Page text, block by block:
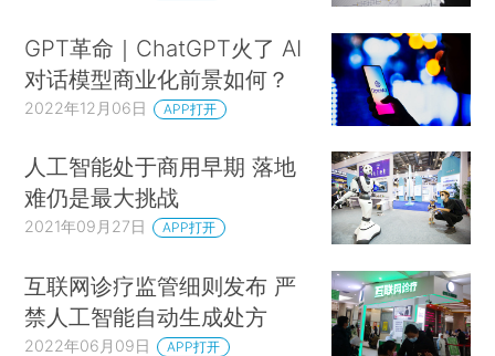
GPT革命｜ChatGPT火了 AI
对话模型商业化前景如何？
2022年12月06日 APP打开
人工智能处于商用早期 落地
难仍是最大挑战
2021年09月27日 APP打开
互联网诊疗监管细则发布 严
禁人工智能自动生成处方
2022年06月09日 APP打开